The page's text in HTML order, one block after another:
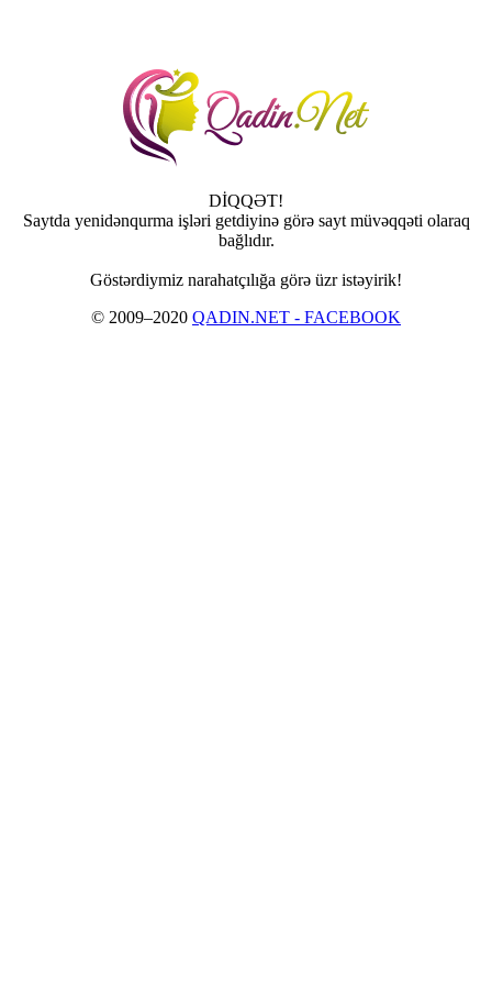
DİQQƏT!
Saytda yenidənqurma işləri getdiyinə görə sayt müvəqqəti olaraq
bağlıdır.
Göstərdiymiz narahatçılığa görə üzr istəyirik!
© 2009–2020 QADIN.NET - FACEBOOK